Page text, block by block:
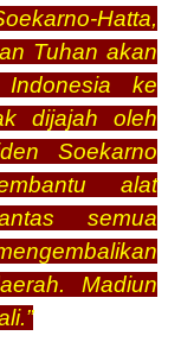
Hatta,
Tuhan akan
ke
dijajah oleh
Soekarno
alat
semua
Madiun